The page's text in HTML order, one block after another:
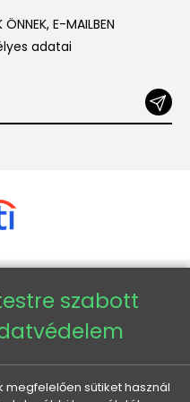
E-MAILBEN
adatai
- Veneti™
HU
CZ
szabott
sütiket használ